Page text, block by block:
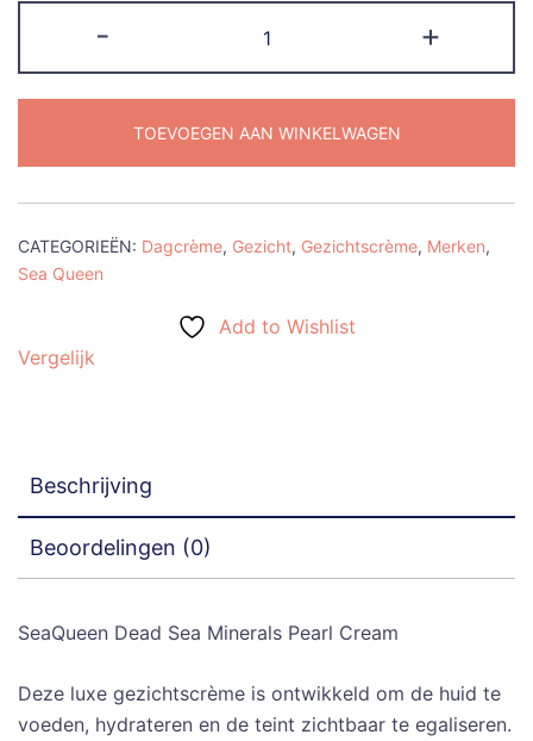
-
-
Dead
Minerals
Pearl
Cream
(Dode
Parel
+
TOEVOEGEN AAN WINKELWAGEN
CATEGORIEËN: Dagcrème, Gezicht, Gezichtscrème, Merken,
Sea Queen
Add to Wishlist
Vergelijk
Beschrijving
Beoordelingen (0)
SeaQueen Dead Sea Minerals Pearl Cream
Deze luxe gezichtscrème is ontwikkeld om de huid te
voeden, hydrateren en de teint zichtbaar te egaliseren.